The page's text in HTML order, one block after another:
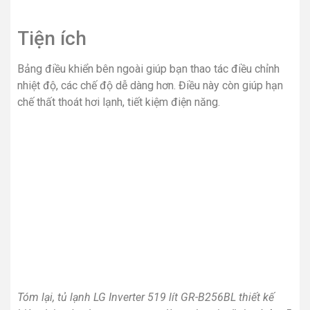
Tiện ích
Bảng điều khiển bên ngoài giúp bạn thao tác điều chỉnh
nhiệt độ, các chế độ dễ dàng hơn. Điều này còn giúp hạn
chế thất thoát hơi lạnh, tiết kiệm điện năng.
Tóm lại, tủ lạnh LG Inverter 519 lít GR-B256BL thiết kế